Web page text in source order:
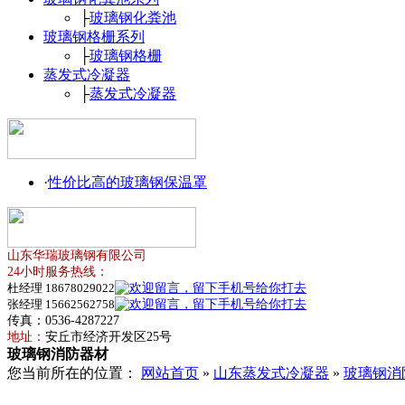
├玻璃钢化粪池
玻璃钢格栅系列
├玻璃钢格栅
蒸发式冷凝器
├蒸发式冷凝器
·性价比高的玻璃钢保温罩
山东华瑞玻璃钢有限公司
24小时服务热线：
杜经理 18678029022
张经理 15662562758
传真：0536-4287227
地址： 安丘市经济开发区25号
玻璃钢消防器材
您当前所在的位置：
网站首页 » 山东蒸发式冷凝器 » 玻璃钢消